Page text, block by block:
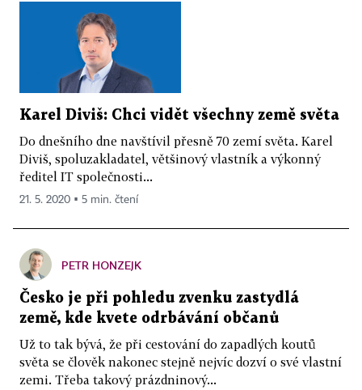
Karel Diviš: Chci vidět všechny země světa
Do dnešního dne navštívil přesně 70 zemí světa. Karel
Diviš, spoluzakladatel, většinový vlastník a výkonný
ředitel IT společnosti...
21. 5. 2020 ▪ 5 min. čtení
PETR HONZEJK
Česko je při pohledu zvenku zastydlá
země, kde kvete odrbávání občanů
Už to tak bývá, že při cestování do zapadlých koutů
světa se člověk nakonec stejně nejvíc dozví o své vlastní
zemi. Třeba takový prázdninový...